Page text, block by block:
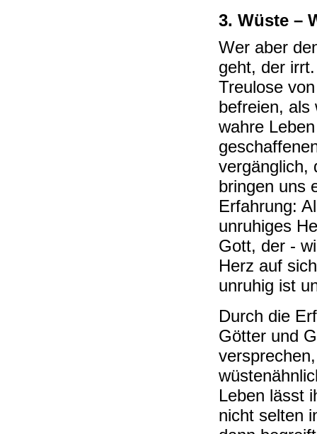
3. Wüste –
Wer aber
geht, der
Treulose
befreien, als
wahre
vergänglich,
bringen uns
Erfahrung:
unruhiges
Gott, der -
Herz auf
unruhig ist
Durch die
Götter und
Leben lässt
nicht selten